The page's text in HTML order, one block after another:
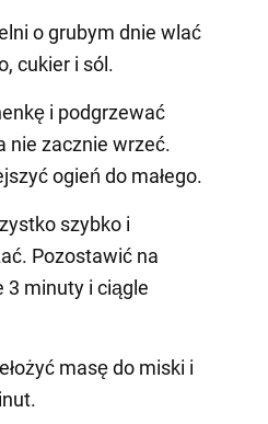
o grubym dnie wlać
cukier i sól.
i podgrzewać
nie zacznie wrzeć.
ogień do małego.
szybko i
Pozostawić na
3 minuty i ciągle
masę do miski i